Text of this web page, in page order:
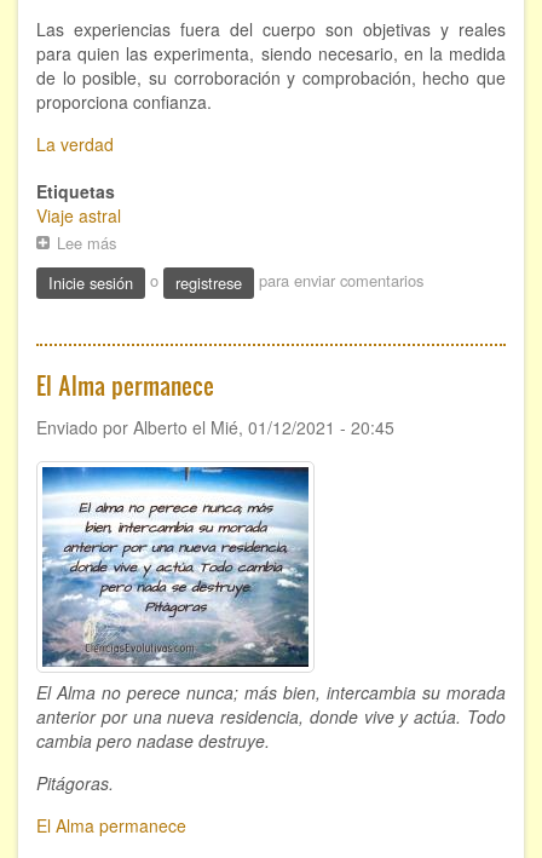
Las experiencias fuera del cuerpo son objetivas y reales
para quien las experimenta, siendo necesario, en la medida
de lo posible, su corroboración y comprobación, hecho que
proporciona confianza.
La verdad
Etiquetas
Viaje astral
Lee más
La
verdad
Inicie sesión o registrese para enviar comentarios
El Alma permanece
Enviado por Alberto el Mié, 01/12/2021 - 20:45
El Alma no perece nunca; más bien, intercambia su morada
anterior por una nueva residencia, donde vive y actúa. Todo
cambia pero nadase destruye.
Pitágoras.
El Alma permanece